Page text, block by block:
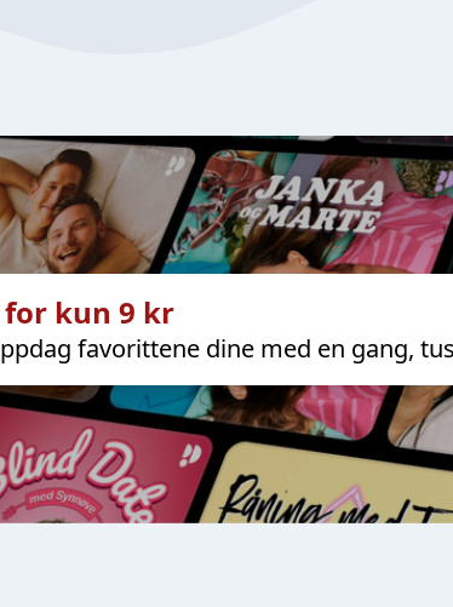
for kun 9 kr
favorittene dine med en gang,